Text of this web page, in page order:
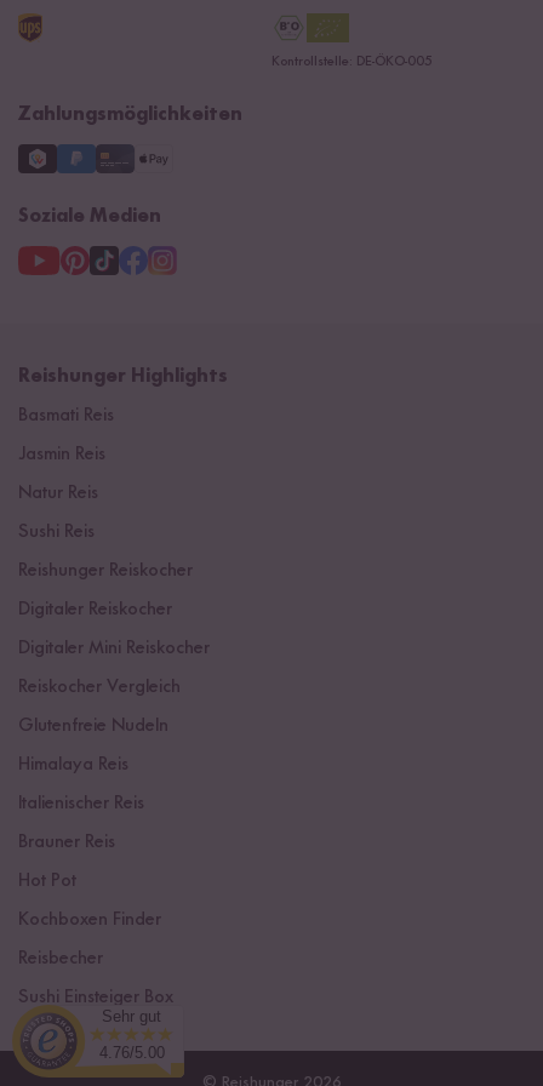
Reishunger Gutscheine
Datenschutzerklärung
Kontrollstelle: DE-ÖKO-005
Zahlungsmöglichkeiten
Soziale Medien
Reishunger Highlights
Basmati Reis
Jasmin Reis
Natur Reis
Sushi Reis
Reishunger Reiskocher
Digitaler Reiskocher
Digitaler Mini Reiskocher
Reiskocher Vergleich
Glutenfreie Nudeln
Himalaya Reis
Italienischer Reis
Brauner Reis
Hot Pot
Kochboxen Finder
Reisbecher
Sushi Einsteiger Box
© Reishunger 2026
Sehr gut
4.76/5.00